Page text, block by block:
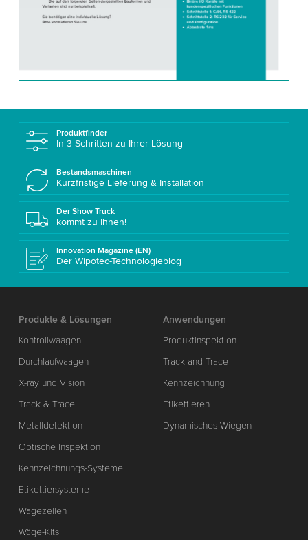
Produktfinder
In 3 Schritten zu Ihrer Lösung
Bestandsmaschinen
Kurzfristige Lieferung & Installation
Der Show Truck
kommt zu Ihnen!
Innovation Magazine (EN)
Der Wipotec-Technologieblog
Produkte & Lösungen
Kontrollwaagen
Durchlaufwaagen
X-ray und Vision
Track & Trace
Metalldetektion
Optische Inspektion
Kennzeichnungs-Systeme
Etikettiersysteme
Wägezellen
Wäge-Kits
Anwendungen
Produktinspektion
Track and Trace
Kennzeichnung
Etikettieren
Dynamisches Wiegen